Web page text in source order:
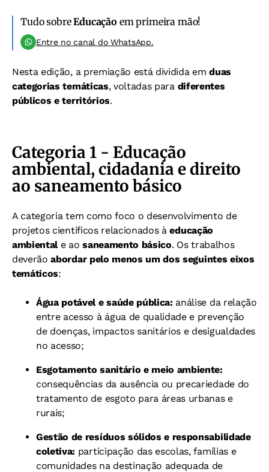
Tudo sobreEducação em primeira mão!
Entre no canal do WhatsApp.
Nesta edição, a premiação está dividida emduas
categorias temáticas, voltadas para diferentes
públicos e territórios.
Categoria 1 - Educação
ambiental, cidadania e direito
ao saneamento básico
A categoria tem como foco o desenvolvimento de
projetos científicos relacionados àeducação
ambientale aosaneamento básico. Os trabalhos
deverãoabordar pelo menos um dos seguintes eixos
temáticos:
Água potável e saúde pública: análise da relação
entre acesso à água de qualidade e prevenção
de doenças, impactos sanitários e desigualdades
no acesso;
Esgotamento sanitário e meio ambiente:
consequências da ausência ou precariedade do
tratamento de esgoto para áreas urbanas e
rurais;
Gestão de resíduos sólidos e responsabilidade
coletiva: participação das escolas, famílias e
comunidades na destinação adequada de